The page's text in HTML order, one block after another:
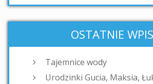
OSTATNIE
Tajemnice wody
Urodzinki Gucia, Maksia,